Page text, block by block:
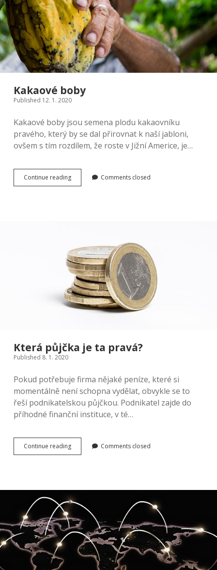
Kakaové boby
Published 12. 1. 2020
Kakaové boby jsou semena plodu kakaovníku
pravého, který by se dal přirovnat k naší jabloni,
ovšem s tím rozdílem, že roste v Jižní Americe, je…
Continue readingKakaové
boby
Comments closed
Která půjčka je ta pravá?
Published 8. 1. 2020
Pokud potřebuje firma nějaké peníze, které si
momentálně není schopna vydělat, obvykle se to
řeší podnikatelskou půjčkou. Podnikatel zajde do
příhodné finanční instituce, v té…
Continue readingKterá
půjčka
Comments closed